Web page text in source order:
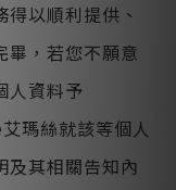
以順利提供、
畢，若您不願意
人資料予
瑪絲就該等個人
及其相關告知內